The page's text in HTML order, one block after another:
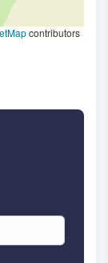
contributors